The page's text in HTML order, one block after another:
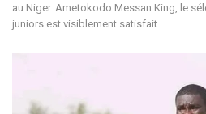
au Niger. Ametokodo Messan King, le
juniors est visiblement satisfait